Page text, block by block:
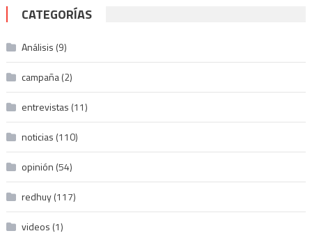
CATEGORÍAS
Análisis (9)
campaña(2)
entrevistas (11)
noticias (110)
opinión (54)
redhuy(117)
videos (1)